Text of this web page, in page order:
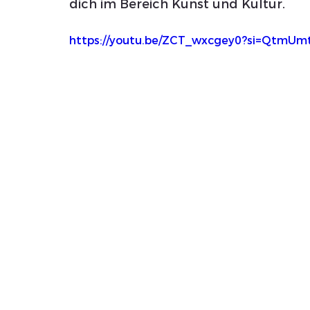
dich im Bereich Kunst und Kultur.
https://youtu.be/